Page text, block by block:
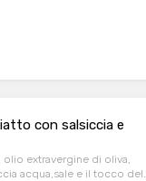
con salsiccia e
olio extravergine di oliva,
acqua,sale e il tocco del